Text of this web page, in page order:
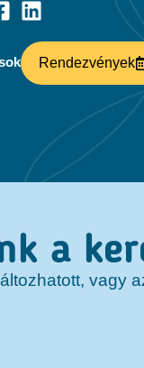
Rendezvények
a
vagy